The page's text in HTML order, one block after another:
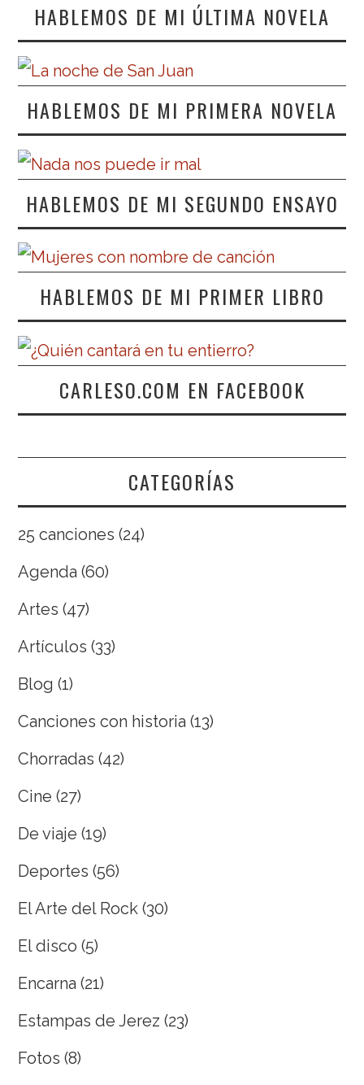
HABLEMOS DE MI ÚLTIMA NOVELA
HABLEMOS DE MI PRIMERA NOVELA
HABLEMOS DE MI SEGUNDO ENSAYO
HABLEMOS DE MI PRIMER LIBRO
CARLESO.COM EN FACEBOOK
CATEGORÍAS
25 canciones (24)
Agenda (60)
Artes (47)
Artículos (33)
Blog (1)
Canciones con historia (13)
Chorradas (42)
Cine (27)
De viaje (19)
Deportes (56)
El Arte del Rock (30)
El disco (5)
Encarna (21)
Estampas de Jerez (23)
Fotos (8)